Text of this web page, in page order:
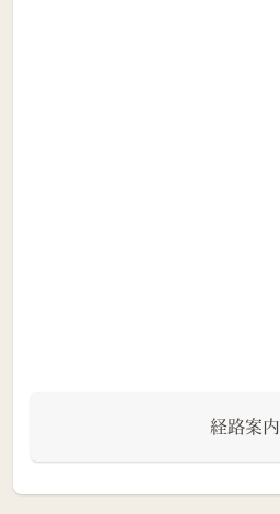
経路案内